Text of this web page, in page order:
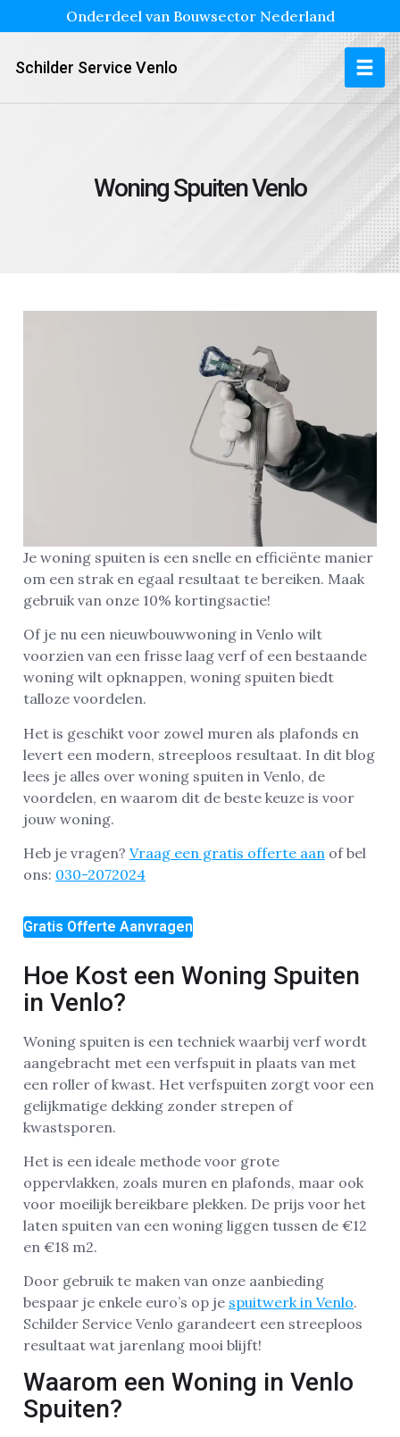
Onderdeel van Bouwsector Nederland
Schilder Service Venlo
Woning Spuiten Venlo
Je woning spuiten is een snelle en efficiënte manier
om een strak en egaal resultaat te bereiken. Maak
gebruik van onze 10% kortingsactie!
Of je nu een nieuwbouwwoning in Venlo wilt
voorzien van een frisse laag verf of een bestaande
woning wilt opknappen, woning spuiten biedt
talloze voordelen.
Het is geschikt voor zowel muren als plafonds en
levert een modern, streeploos resultaat. In dit blog
lees je alles over woning spuiten in Venlo, de
voordelen, en waarom dit de beste keuze is voor
jouw woning.
Heb je vragen? Vraag een gratis offerte aan of bel
ons: 030-2072024
Gratis Offerte Aanvragen
Hoe Kost een Woning Spuiten
in Venlo?
Woning spuiten is een techniek waarbij verf wordt
aangebracht met een verfspuit in plaats van met
een roller of kwast. Het verfspuiten zorgt voor een
gelijkmatige dekking zonder strepen of
kwastsporen.
Het is een ideale methode voor grote
oppervlakken, zoals muren en plafonds, maar ook
voor moeilijk bereikbare plekken. De prijs voor het
laten spuiten van een woning liggen tussen de €12
en €18 m2.
Door gebruik te maken van onze aanbieding
bespaar je enkele euro’s op je spuitwerk in Venlo.
Schilder Service Venlo garandeert een streeploos
resultaat wat jarenlang mooi blijft!
Waarom een Woning in Venlo
Spuiten?